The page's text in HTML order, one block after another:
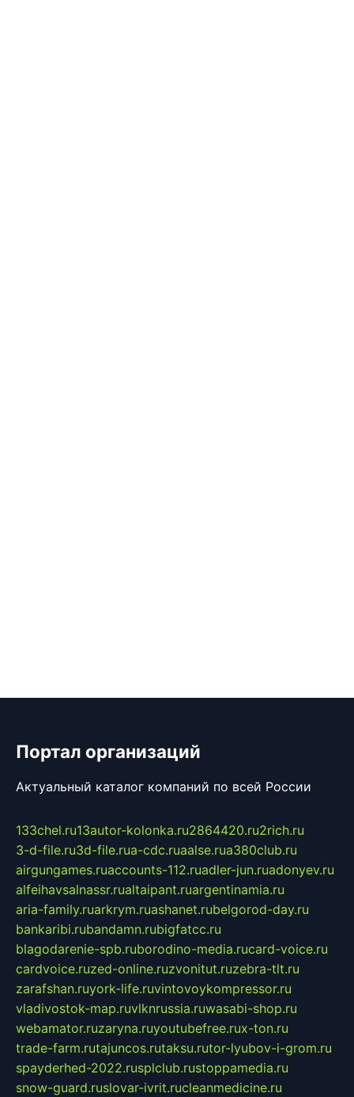
Портал организаций
Актуальный каталог компаний по всей России
133chel.ru13autor-kolonka.ru2864420.ru2rich.ru
3-d-file.ru3d-file.rua-cdc.ruaalse.rua380club.ru
airgungames.ruaccounts-112.ruadler-jun.ruadonyev.ru
alfeihavsalnassr.rualtaipant.ruargentinamia.ru
aria-family.ruarkrym.ruashanet.rubelgorod-day.ru
bankaribi.rubandamn.rubigfatcc.ru
blagodarenie-spb.ruborodino-media.rucard-voice.ru
cardvoice.ruzed-online.ruzvonitut.ruzebra-tlt.ru
zarafshan.ruyork-life.ruvintovoykompressor.ru
vladivostok-map.ruvlknrussia.ruwasabi-shop.ru
webamator.ruzaryna.ruyoutubefree.rux-ton.ru
trade-farm.rutajuncos.rutaksu.rutor-lyubov-i-grom.ru
spayderhed-2022.rusplclub.rustoppamedia.ru
snow-guard.ruslovar-ivrit.rucleanmedicine.ru